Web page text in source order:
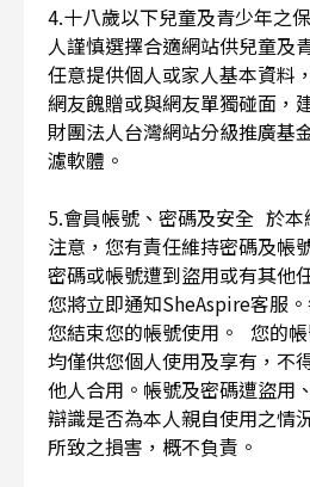
4.十八歲以下兒童及青少年之
人謹慎選擇合適網站供兒童及
任意提供個人或家人基本資料
網友餽贈或與網友單獨碰面，
財團法人台灣網站分級推廣基
濾軟體。
5.會員帳號、密碼及安全 於
注意，您有責任維持密碼及帳
密碼或帳號遭到盜用或有其他
您將立即通知SheAspire客服
您結束您的帳號使用。 您的
均僅供您個人使用及享有，不
他人合用。帳號及密碼遭盜用
辯識是否為本人親自使用之情
所致之損害，概不負責。